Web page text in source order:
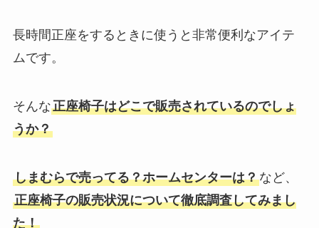
長時間正座をするときに使うと非常便利なアイテ
ムです。
そんな正座椅子はどこで販売されているのでしょ
うか？
しまむらで売ってる？ホームセンターは？など、
正座椅子の販売状況について徹底調査してみまし
た！